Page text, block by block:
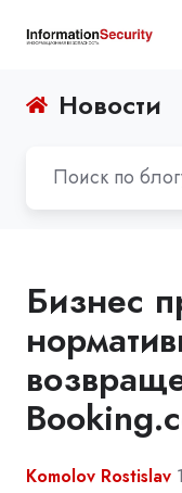
Новости
Бизнес
Komolov Rostislav